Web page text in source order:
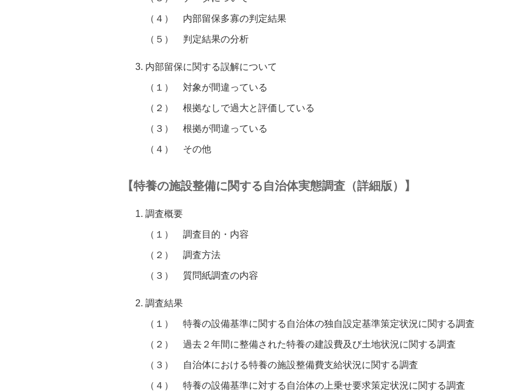
（４） 内部留保多寡の判定結果
（５） 判定結果の分析
内部留保に関する誤解について
（１） 対象が間違っている
（２） 根拠なしで過大と評価している
（３） 根拠が間違っている
（４） その他
【特養の施設整備に関する自治体実態調査（詳細版）】
調査概要
（１） 調査目的・内容
（２） 調査方法
（３） 質問紙調査の内容
調査結果
（１） 特養の設備基準に関する自治体の独自設定基準策定状況に関する調査
（２） 過去２年間に整備された特養の建設費及び土地状況に関する調査
（３） 自治体における特養の施設整備費支給状況に関する調査
（４） 特養の設備基準に対する自治体の上乗せ要求策定状況に関する調査